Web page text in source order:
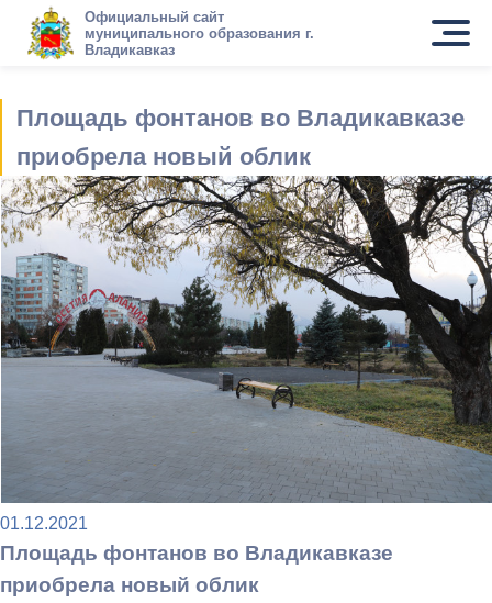
Официальный сайт
муниципального образования г.
Владикавказ
Площадь фонтанов во Владикавказе
приобрела новый облик
01.12.2021
Площадь фонтанов во Владикавказе
приобрела новый облик